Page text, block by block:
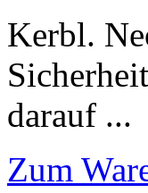
Kerbl.
darauf ...
Zum